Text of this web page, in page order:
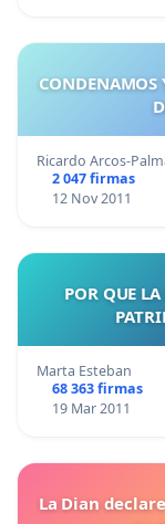
CONDENAMOS
Ricardo Arcos-
2 047 firmas
12 Nov 2011
POR QUE
Marta Esteban
68 363 firmas
19 Mar 2011
La Dian